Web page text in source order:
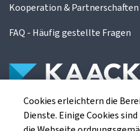
Kooperation & Partnerschaften
FAQ - Häufig gestellte Fragen
Die Kaack Terminhandel GmbH
Finanzdienstleistungsinstitut
Cookies erleichtern die
Dienste. Einige Cookies